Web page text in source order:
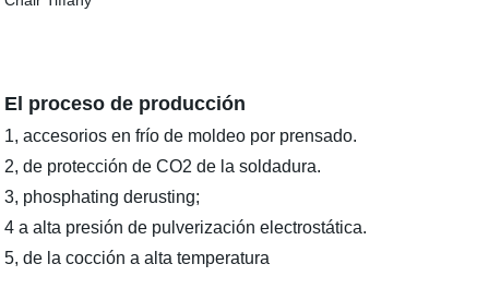
El proceso de producción
1, accesorios en frío de moldeo por prensado.
2, de protección de CO2 de la soldadura.
3, phosphating derusting;
4 a alta presión de pulverización electrostática.
5, de la cocción a alta temperatura